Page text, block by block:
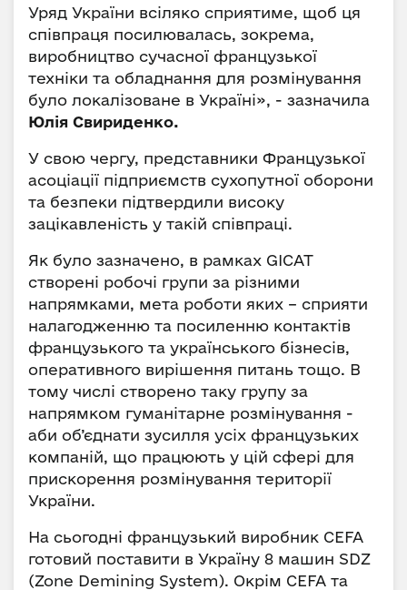
Уряд України всіляко сприятиме, щоб ця
співпраця посилювалась, зокрема,
виробництво сучасної французької
техніки та обладнання для розмінування
було локалізоване в Україні», - зазначила
Юлія Свириденко.
У свою чергу, представники Французької
асоціації підприємств сухопутної оборони
та безпеки підтвердили високу
зацікавленість у такій співпраці.
Як було зазначено, в рамках GICAT
створені робочі групи за різними
напрямками, мета роботи яких – сприяти
налагодженню та посиленню контактів
французького та українського бізнесів,
оперативного вирішення питань тощо. В
тому числі створено таку групу за
напрямком гуманітарне розмінування -
аби об’єднати зусилля усіх французьких
компаній, що працюють у цій сфері для
прискорення розмінування території
України.
На сьогодні французький виробник СEFA
готовий поставити в Україну 8 машин SDZ
(Zone Demining System). Окрім СEFA та